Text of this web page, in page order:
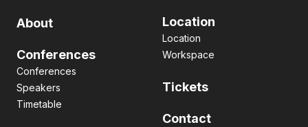
About
Conferences
Conferences
Speakers
Timetable
Location
Location
Workspace
Tickets
Contact